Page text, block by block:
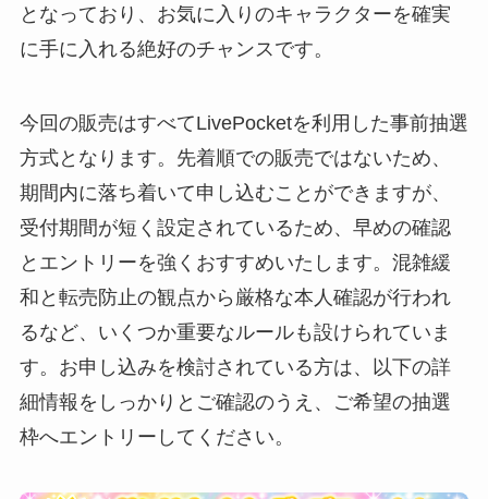
となっており、お気に入りのキャラクターを確実
に手に入れる絶好のチャンスです。
今回の販売はすべてLivePocketを利用した事前抽選
方式となります。先着順での販売ではないため、
期間内に落ち着いて申し込むことができますが、
受付期間が短く設定されているため、早めの確認
とエントリーを強くおすすめいたします。混雑緩
和と転売防止の観点から厳格な本人確認が行われ
るなど、いくつか重要なルールも設けられていま
す。お申し込みを検討されている方は、以下の詳
細情報をしっかりとご確認のうえ、ご希望の抽選
枠へエントリーしてください。